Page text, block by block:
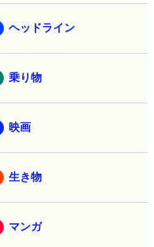
ヘッドライン
乗り物
映画
生き物
マンガ